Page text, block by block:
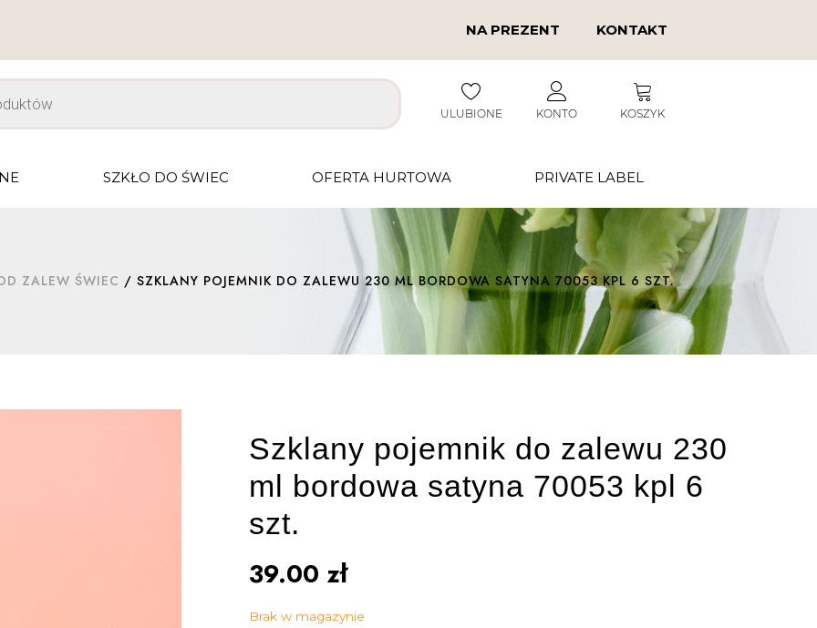
NA PREZENT KONTAKT
ULUBIONE KONTO KOSZYK
SZKŁO DO ŚWIEC OFERTA HURTOWA PRIVATE LABEL
ZALEW ŚWIEC / SZKLANY POJEMNIK DO ZALEWU 230 ML BORDOWA SATYNA 70053 KPL 6 SZT.
Szklany pojemnik do zalewu 230
ml bordowa satyna 70053 kpl 6
szt.
39.00 zł
Brak w magazynie